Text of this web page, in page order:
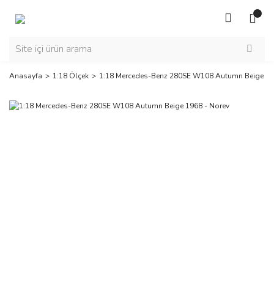
Anasayfa 1:18 Ölçek 1:18 Mercedes-Benz 280SE W108 Autumn Beige